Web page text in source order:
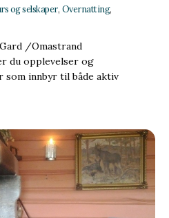
og selskaper, Overnatting,
/Omastrand
du opplevelser og
innbyr til både aktiv